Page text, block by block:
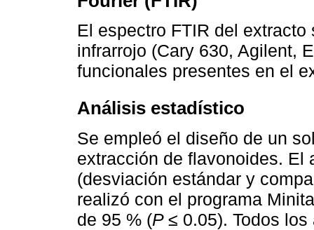
El espectro FTIR del
infrarrojo (Cary 630, Agilent,
funcionales presentes en el
Análisis estadístico
Se empleó el diseño de un
extracción de flavonoides.
(desviación estándar y
realizó con el programa
de 95 % (P ≤ 0.05). Todos